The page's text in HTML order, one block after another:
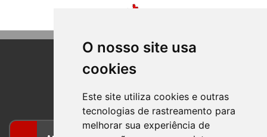
O nosso site usa
cookies
Este site utiliza cookies e outras
tecnologias de rastreamento para
melhorar sua experiência de
BOM PRINCIPIO
RIO GRANDE DO SUL